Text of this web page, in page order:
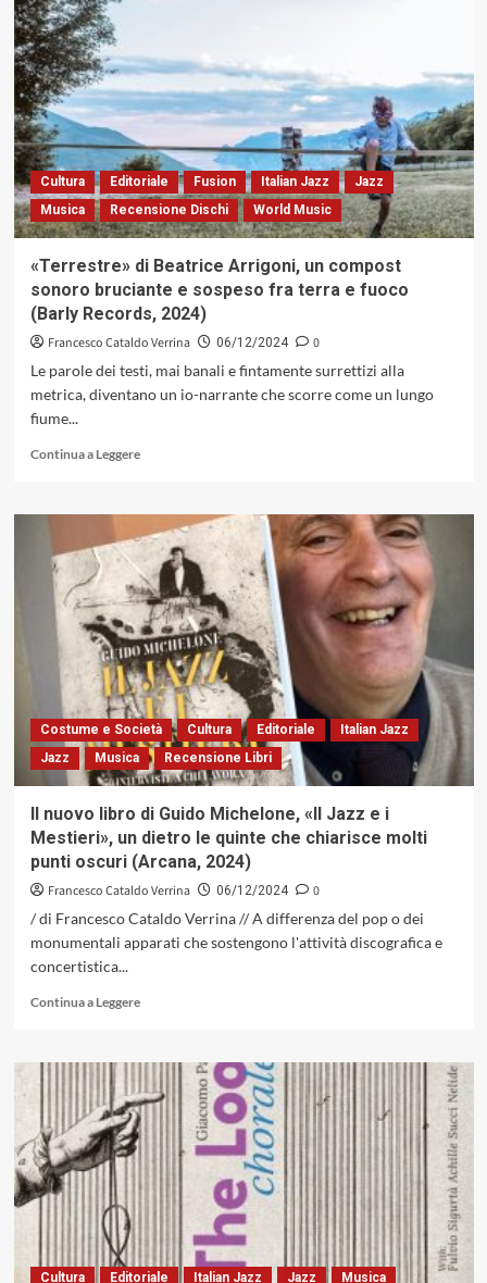
Morelli
e
Robert
Un
viaggio
in
musica
nel
di
Volterra
(Off
Records,
Cultura Editoriale Fusion Italian Jazz
Jazz
Musica
Recensione Dischi World Music
«Terrestre» di Beatrice Arrigoni, un compost
sonoro bruciante e sospeso fra terra e fuoco
(Barly Records, 2024)
Francesco Cataldo Verrina 06/12/2024
0
Le parole dei testi, mai banali e fintamente surrettizi alla
metrica, diventano un io-narrante che scorre come un lungo
fiume...
Continua a LeggereLeggi
su
«Terrestre»
Beatrice
Arrigoni,
un
compost
sonoro
bruciante
e
sospeso
fra
terra
e
(Barly
Records,
2024)
Costume e Società Cultura Editoriale
Italian Jazz
Jazz
Musica Recensione Libri
Il nuovo libro di Guido Michelone, «Il Jazz e i
Mestieri», un dietro le quinte che chiarisce molti
punti oscuri (Arcana, 2024)
Francesco Cataldo Verrina 06/12/2024
0
/ di Francesco Cataldo Verrina // A differenza del pop o dei
monumentali apparati che sostengono l'attività discografica e
concertistica...
Continua a LeggereLeggi
su
nuovo
libro
di
Guido
Michelone,
i
Cultura Editoriale Italian Jazz Jazz Musica